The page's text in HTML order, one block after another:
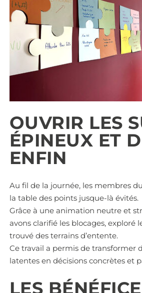
OUVRIR LES
ÉPINEUX ET
ENFIN
Au fil de la journée, les membres
la table des points jusque-là évités.
Grâce à une animation neutre et
avons clarifié les blocages, exploré
trouvé des terrains d’entente.
Ce travail a permis de transformer
latentes en décisions concrètes et
LES